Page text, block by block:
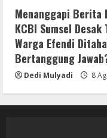
Menanggapi Berita
KCBI Sumsel
Warga Efendi
Bertanggung
Dedi Mulyadi 8